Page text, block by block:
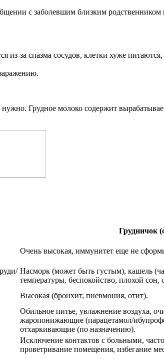
с заболевшим близким
за спазма сосудов, клетки хуже
Грудное молоко содержит
Грудничок
Очень высокая, иммунитет еще не
Насморк (может быть густым), кашель
температуры, беспокойство, плохой сон,
Высокая (бронхит, пневмония, отит).
Обильное питье, увлажнение воздуха,
жаропонижающие (парацетамол/
отхаркивающие (по назначению).
Исключение контактов с больными,
проветривание помещения, избегание